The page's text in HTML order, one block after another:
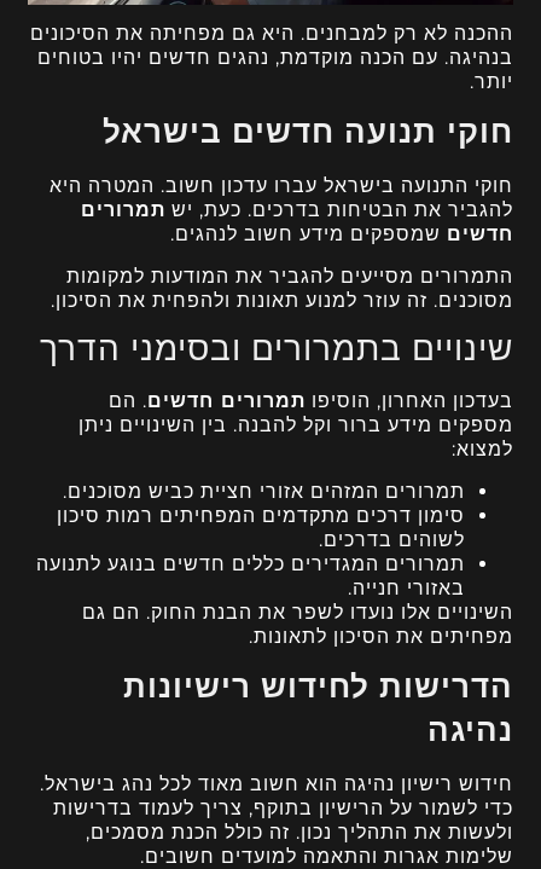
ההכנה לא רק למבחנים. היא גם מפחיתה את הסיכונים
בנהיגה. עם הכנה מוקדמת, נהגים חדשים יהיו בטוחים
יותר.
חוקי תנועה חדשים בישראל
חוקי התנועה בישראל עברו עדכון חשוב. המטרה היא
להגביר את הבטיחות בדרכים. כעת, יש תמרורים
חדשים שמספקים מידע חשוב לנהגים.
התמרורים מסייעים להגביר את המודעות למקומות
מסוכנים. זה עוזר למנוע תאונות ולהפחית את הסיכון.
שינויים בתמרורים ובסימני הדרך
בעדכון האחרון, הוסיפו תמרורים חדשים. הם
מספקים מידע ברור וקל להבנה. בין השינויים ניתן
למצוא:
תמרורים המזהים אזורי חציית כביש מסוכנים.
סימון דרכים מתקדמים המפחיתים רמות סיכון
לשוהים בדרכים.
תמרורים המגדירים כללים חדשים בנוגע לתנועה
באזורי חנייה.
השינויים אלו נועדו לשפר את הבנת החוק. הם גם
מפחיתים את הסיכון לתאונות.
הדרישות לחידוש רישיונות
נהיגה
חידוש רישיון נהיגה הוא חשוב מאוד לכל נהג בישראל.
כדי לשמור על הרישיון בתוקף, צריך לעמוד בדרישות
ולעשות את התהליך נכון. זה כולל הכנת מסמכים,
שלימות אגרות והתאמה למועדים חשובים.